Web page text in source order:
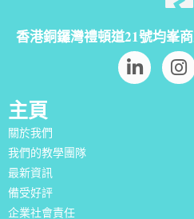
香港銅鑼灣禮頓道21號均峯
主頁
關於我們
我們的教學團隊
最新資訊
備受好評
企業社會責任